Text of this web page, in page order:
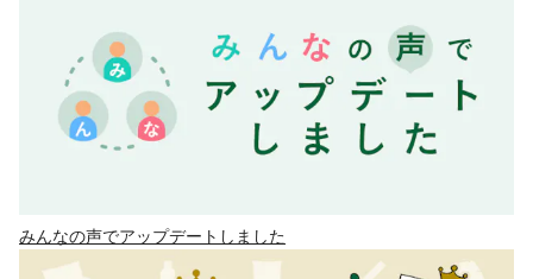
みんなの声でアップデートしました